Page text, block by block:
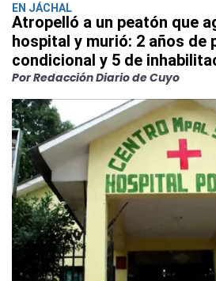
EN JÁCHAL
Atropelló a un peatón que
hospital y murió: 2 años de
condicional y 5 de
Por Redacción Diario de Cuyo